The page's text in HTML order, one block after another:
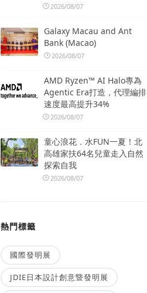
2026/08/07
Galaxy Macau and Ant
Bank (Macao)
2026/08/07
AMD Ryzen™ AI Halo專為
Agentic Era打造，代理編排
速度最高提升34%
2026/08/07
童心浪花．水FUN一夏！北
高雄家扶64名兒童走入自然
探索自我
2026/08/07
熱門標籤
國際發明展
JDIE日本設計創意暨發明展